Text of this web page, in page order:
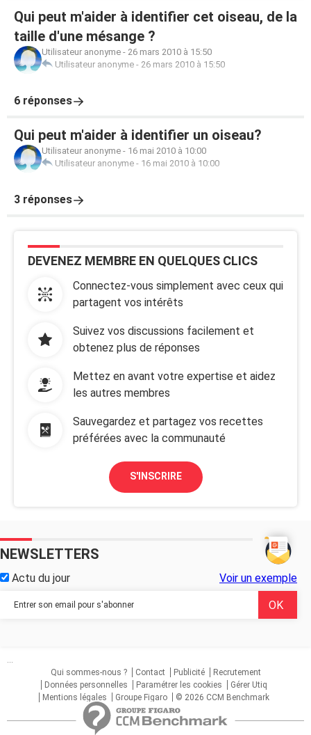
Qui peut m'aider à identifier cet oiseau, de la
taille d'une mésange ?
Utilisateur anonyme - 26 mars 2010 à 15:50
Utilisateur anonyme - 26 mars 2010 à 15:50
6 réponses
Qui peut m'aider à identifier un oiseau?
Utilisateur anonyme - 16 mai 2010 à 10:00
Utilisateur anonyme - 16 mai 2010 à 10:00
3 réponses
DEVENEZ MEMBRE EN QUELQUES CLICS
Connectez-vous simplement avec ceux qui
partagent vos intérêts
Suivez vos discussions facilement et
obtenez plus de réponses
Mettez en avant votre expertise et aidez
les autres membres
Sauvegardez et partagez vos recettes
préférées avec la communauté
S'INSCRIRE
NEWSLETTERS
Actu du jour Voir un exemple
...
Qui sommes-nous ?
Contact Publicité
Recrutement
Données personnelles
Paramétrer les cookies
Gérer Utiq
Mentions légales
Groupe Figaro © 2026 CCM Benchmark